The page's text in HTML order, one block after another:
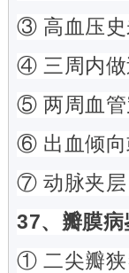
③ 高血压史
④ 三周内做
⑤ 两周血管
⑥ 出血倾向
⑦ 动脉夹层
37、瓣膜病
① 二尖瓣狭